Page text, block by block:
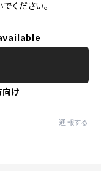
ください。
向け
通報する